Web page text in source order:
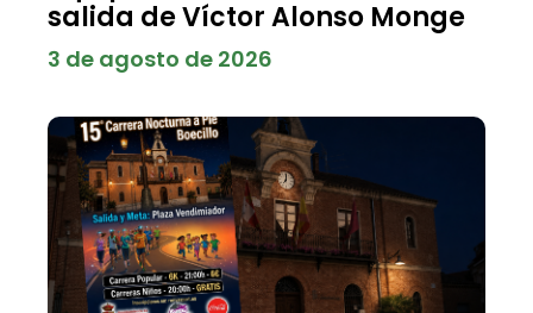
salida de Víctor Alonso Monge
3 de agosto de 2026